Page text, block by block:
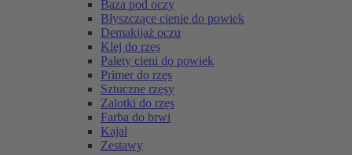
Baza pod oczy
Błyszczące cienie do powiek
Demakijaż oczu
Klej do rzęs
Palety cieni do powiek
Primer do rzęs
Sztuczne rzęsy
Zalotki do rzęs
Farba do brwi
Kajal
Zestawy